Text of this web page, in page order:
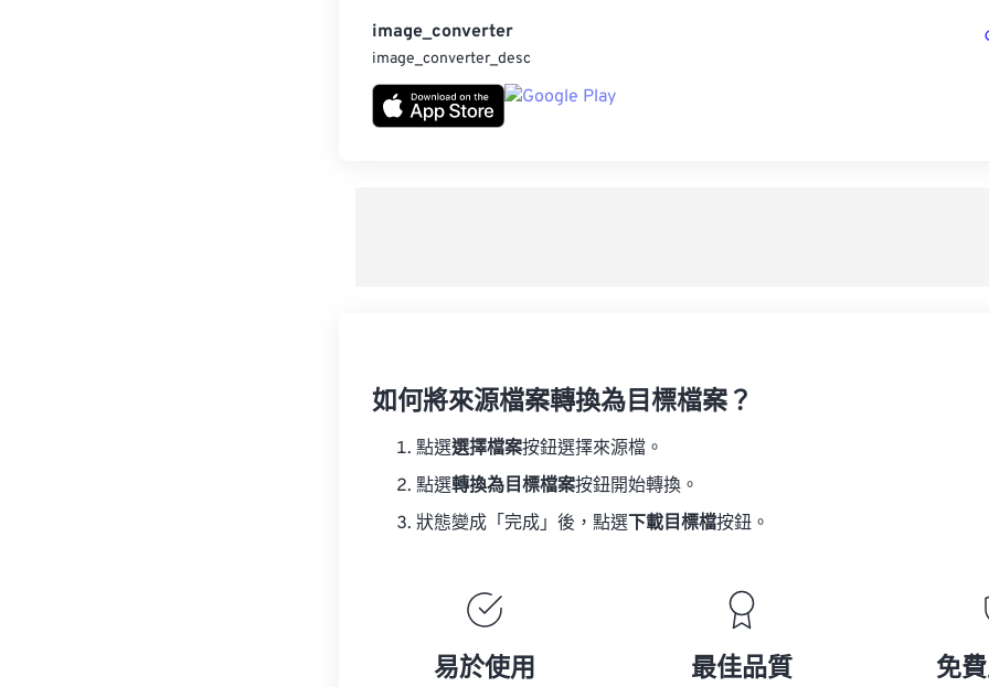
image_converter
image_converter_desc
如何將來源檔案轉換為目標檔案？
點選選擇檔案按鈕選擇來源檔。
點選轉換為目標檔案按鈕開始轉換。
狀態變成「完成」後，點選 下載目標檔按鈕。
易於使用 最佳品質 免